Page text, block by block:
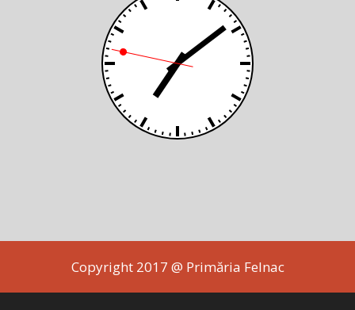
Copyright 2017 @ Primăria Felnac